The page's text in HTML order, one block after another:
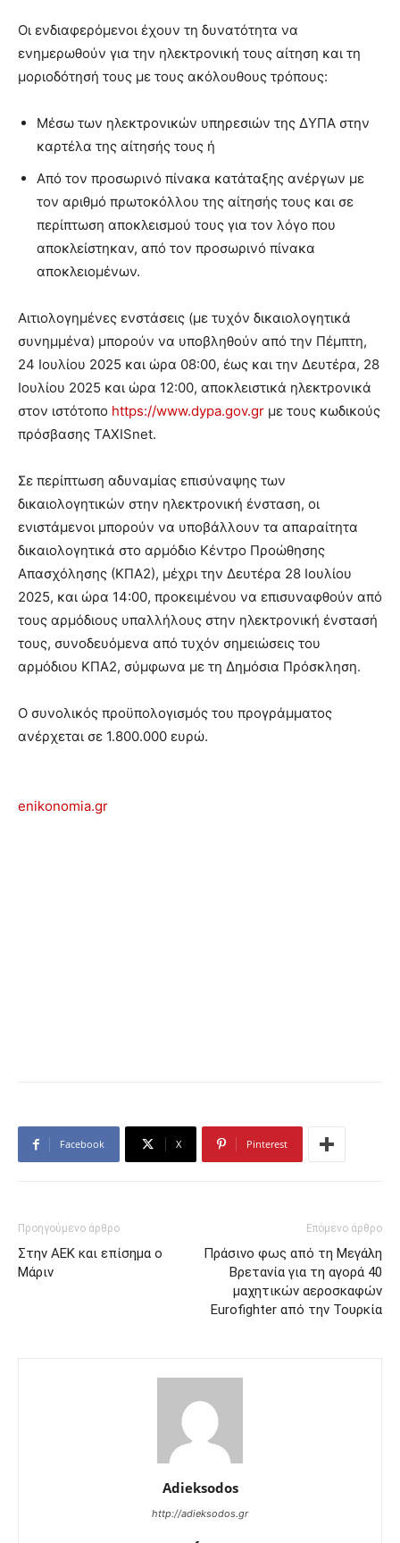
Οι ενδιαφερόμενοι έχουν τη δυνατότητα να
ενημερωθούν για την ηλεκτρονική τους αίτηση και τη
μοριοδότησή τους με τους ακόλουθους τρόπους:
Μέσω των ηλεκτρονικών υπηρεσιών της ΔΥΠΑ στην
καρτέλα της αίτησής τους ή
Από τον προσωρινό πίνακα κατάταξης ανέργων με
τον αριθμό πρωτοκόλλου της αίτησής τους και σε
περίπτωση αποκλεισμού τους για τον λόγο που
αποκλείστηκαν, από τον προσωρινό πίνακα
αποκλειομένων.
Αιτιολογημένες ενστάσεις (με τυχόν δικαιολογητικά
συνημμένα) μπορούν να υποβληθούν από την Πέμπτη,
24 Ιουλίου 2025 και ώρα 08:00, έως και την Δευτέρα, 28
Ιουλίου 2025 και ώρα 12:00, αποκλειστικά ηλεκτρονικά
στον ιστότοπο https://www.dypa.gov.gr με τους κωδικούς
πρόσβασης TAXISnet.
Σε περίπτωση αδυναμίας επισύναψης των
δικαιολογητικών στην ηλεκτρονική ένσταση, οι
ενιστάμενοι μπορούν να υποβάλλουν τα απαραίτητα
δικαιολογητικά στο αρμόδιο Κέντρο Προώθησης
Απασχόλησης (ΚΠΑ2), μέχρι την Δευτέρα 28 Ιουλίου
2025, και ώρα 14:00, προκειμένου να επισυναφθούν από
τους αρμόδιους υπαλλήλους στην ηλεκτρονική ένστασή
τους, συνοδευόμενα από τυχόν σημειώσεις του
αρμόδιου ΚΠΑ2, σύμφωνα με τη Δημόσια Πρόσκληση.
Ο συνολικός προϋπολογισμός του προγράμματος
ανέρχεται σε 1.800.000 ευρώ.
enikonomia.gr
Facebook X Pinterest
Προηγούμενο άρθρο
Στην ΑΕΚ και επίσημα ο
Μάριν
Επόμενο άρθρο
Πράσινο φως από τη Μεγάλη
Βρετανία για τη αγορά 40
μαχητικών αεροσκαφών
Eurofighter από την Τουρκία
Adieksodos
http://adieksodos.gr